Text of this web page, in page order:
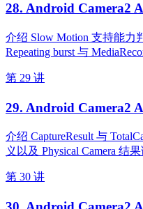
28. Android Camera2
介绍 Slow Motion 支持能力
Repeating burst 与
第 29 讲
29. Android Camera2
介绍 CaptureResult 与
义以及 Physical Camera 结
第 30 讲